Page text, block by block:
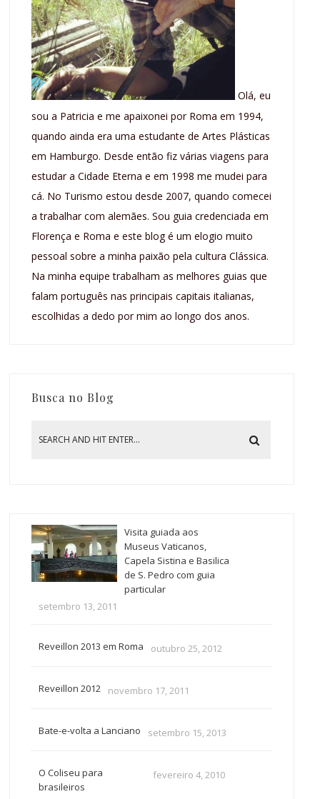
Olá, eu
sou a Patricia e me apaixonei por Roma em 1994,
quando ainda era uma estudante de Artes Plásticas
em Hamburgo. Desde então fiz várias viagens para
estudar a Cidade Eterna e em 1998 me mudei para
cá. No Turismo estou desde 2007, quando comecei
a trabalhar com alemães. Sou guia credenciada em
Florença e Roma e este blog é um elogio muito
pessoal sobre a minha paixão pela cultura Clássica.
Na minha equipe trabalham as melhores guias que
falam português nas principais capitais italianas,
escolhidas a dedo por mim ao longo dos anos.
Busca no Blog
Visita guiada aos
Museus Vaticanos,
Capela Sistina e Basilica
de S. Pedro com guia
particular
setembro 13, 2011
Reveillon 2013 em Roma outubro 25, 2012
Reveillon 2012 novembro 17, 2011
Bate-e-volta a Lanciano setembro 15, 2013
O Coliseu para
brasileiros
fevereiro 4, 2010